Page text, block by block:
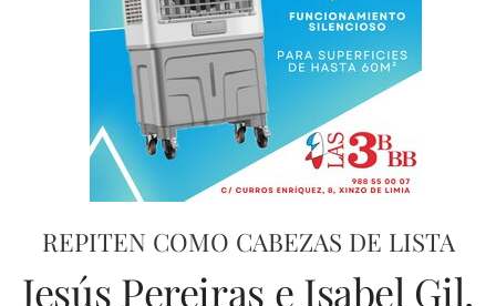
REPITEN COMO CABEZAS DE LISTA
Jesús Pereiras e Isabel Gil,